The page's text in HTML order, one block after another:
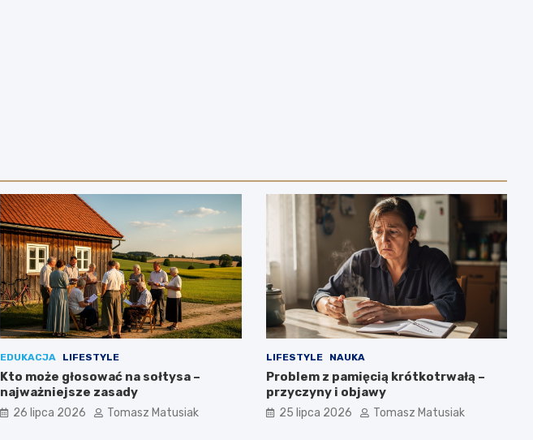
EDUKACJA LIFESTYLE
Kto może głosować na sołtysa –
najważniejsze zasady
26 lipca 2026 Tomasz Matusiak
LIFESTYLE NAUKA
Problem z pamięcią krótkotrwałą –
przyczyny i objawy
25 lipca 2026 Tomasz Matusiak